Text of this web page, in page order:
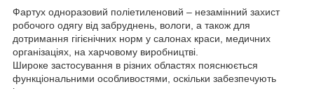
Фартух одноразовий поліетиленовий – незамінний захист
робочого одягу від забруднень, вологи, а також для
дотримання гігієнічних норм у салонах краси, медичних
організаціях, на харчовому виробництві.
Широке застосування в різних областях пояснюється
функціональними особливостями, оскільки забезпечують